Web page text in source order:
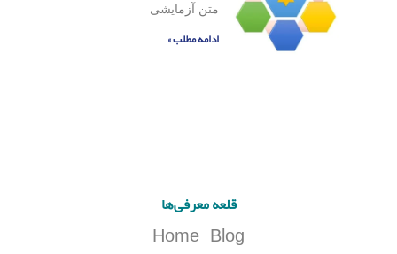
متن آزمایشی
ادامه مطلب »
قلعه معرفی‌ها
Home Blog